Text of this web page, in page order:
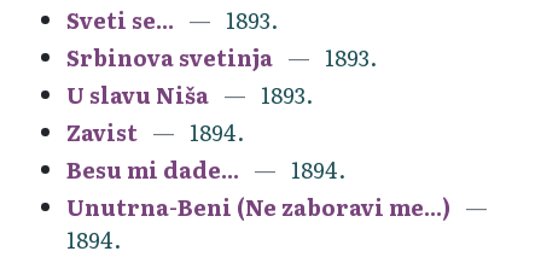
Sveti se...
1893.
Srbinova svetinja
1893.
U slavu Niša
1893.
Zavist
1894.
Besu mi dade...
1894.
Unutrna-Beni (Ne zaboravi me...)
1894.